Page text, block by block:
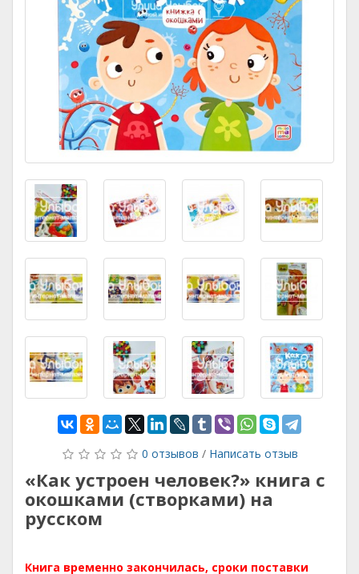
0 отзывов / Написать отзыв
«Как устроен человек?» книга с
окошками (створками) на
русском
Книга временно закончилась, сроки поставки